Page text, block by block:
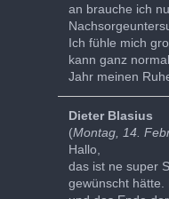
an brauche ich
Ich fühle mich
kann ganz
Jahr meinen
Dieter Blasius
(Montag, 14.
Hallo,
das ist ne super
gewünscht hätte.